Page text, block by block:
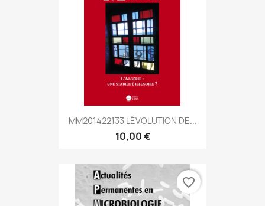
MM201422133 LÉVOLUTION DE...
10,00 €
favorite_border